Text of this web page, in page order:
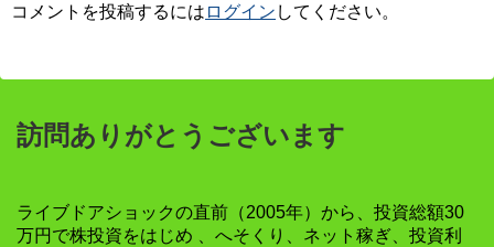
コメントを投稿するには ログイン してください。
訪問ありがとうございます
ライブドアショックの直前（2005年）から、投資総額30
万円で株投資をはじめ 、へそくり、ネット稼ぎ、投資利